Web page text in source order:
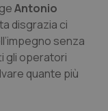
Antonio
disgrazia ci
senza
gli operatori
quante più